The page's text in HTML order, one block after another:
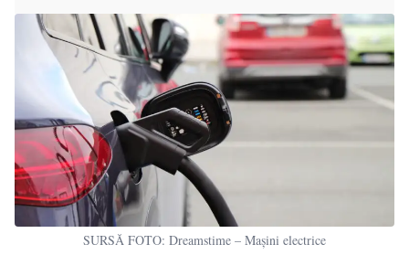
SURSĂ FOTO: Dreamstime – Mașini electrice